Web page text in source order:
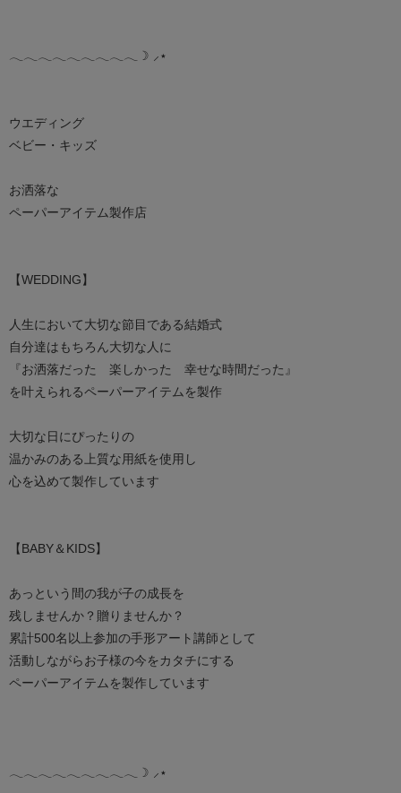
𓂃𓂃𓂃𓂃𓂃𓂃𓂃𓂃𓂃☽ ‪⸝⋆
ウエディング
ベビー・キッズ
お洒落な
ペーパーアイテム製作店
【WEDDING】
人生において大切な節目である結婚式
自分達はもちろん大切な人に
『お洒落だった 楽しかった 幸せな時間だった』
を叶えられるペーパーアイテムを製作
大切な日にぴったりの
温かみのある上質な用紙を使用し
心を込めて製作しています
【BABY＆KIDS】
あっという間の我が子の成長を
残しませんか？贈りませんか？
累計500名以上参加の手形アート講師として
活動しながらお子様の今をカタチにする
ペーパーアイテムを製作しています
𓂃𓂃𓂃𓂃𓂃𓂃𓂃𓂃𓂃☽ ‪⸝⋆